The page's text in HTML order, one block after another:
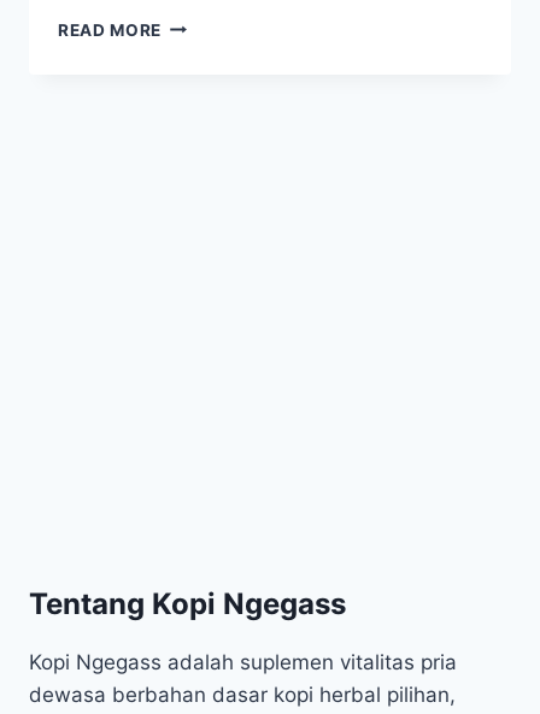
READ MORE 5
Tentang Kopi Ngegass
Kopi Ngegass adalah suplemen vitalitas pria
dewasa berbahan dasar kopi herbal pilihan,